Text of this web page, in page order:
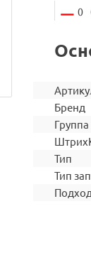
0
Бренд
Группа
Тип
Тип